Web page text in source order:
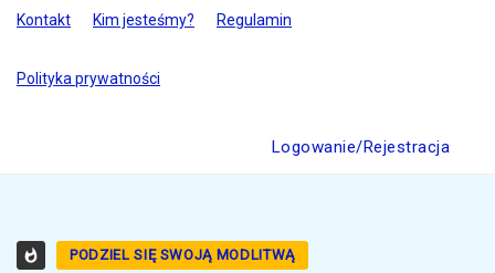
Kontakt Kim jesteśmy? Regulamin
Polityka prywatności
Logowanie/Rejestracja
PODZIEL SIĘ SWOJĄ MODLITWĄ